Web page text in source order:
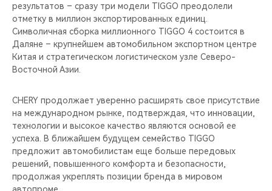
результатов – сразу три модели TIGGO преодолели
отметку в миллион экспортированных единиц.
Символичная сборка миллионного TIGGO 4 состоится в
Даляне – крупнейшем автомобильном экспортном центре
Китая и стратегическом логистическом узле Северо-
Восточной Азии.
CHERY продолжает уверенно расширять свое присутствие
на международном рынке, подтверждая, что инновации,
технологии и высокое качество являются основой ее
успеха. В ближайшем будущем семейство TIGGO
предложит автомобилистам еще больше передовых
решений, повышенного комфорта и безопасности,
продолжая укреплять позиции бренда в мировом
автопроме.